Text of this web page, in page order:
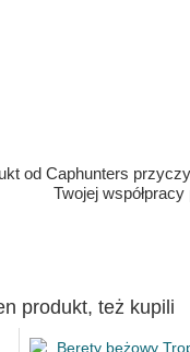
od Caphunters
Twojej
produkt, też kupili